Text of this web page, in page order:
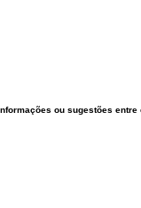
ou sugestões